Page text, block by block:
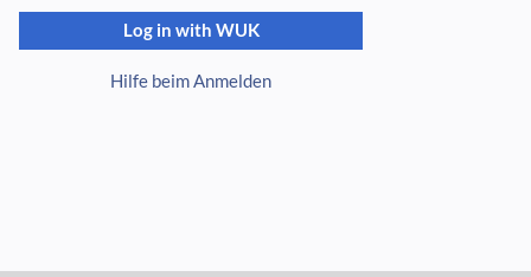
Log in with WUK
Hilfe beim Anmelden